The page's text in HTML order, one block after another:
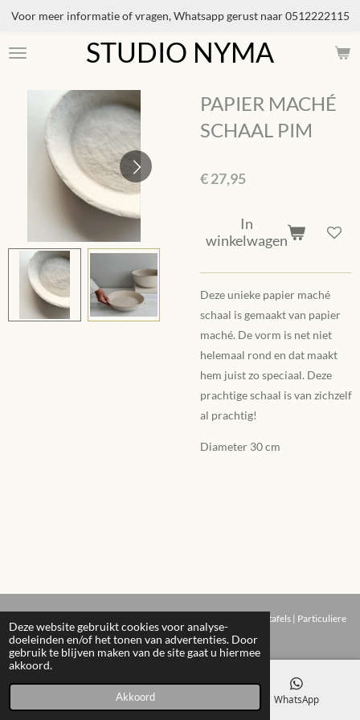
Deze website gebruikt cookies voor analyse-
doeleinden en/of het tonen van advertenties. Door
gebruik te blijven maken van de site gaat u hiermee
akkoord.
Akkoord
Ga
naar
hoofdinhoud
STUDIO NYMA
Voor meer informatie of vragen, Whatsapp gerust naar 0512222115
PAPIER MACHÉ
SCHAAL PIM
€ 27,95
In
winkelwagen
Deze unieke papier maché
schaal is gemaakt van papier
maché. De vorm is net niet
helemaal rond en dat maakt
hem juist zo speciaal. Deze
prachtige schaal is van zichzelf
al prachtig!
Diameter 30 cm
© 2022 - 2026 STUDIO NYMA | Op maat gemaakte Beton ciré tafels | Particuliere
en B2B leveringen | Webshop |
WhatsApp